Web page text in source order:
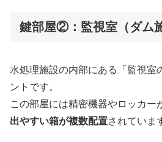
鍵部屋②：監視室（ダム
水処理施設の内部にある「監視室
ントです。
この部屋には精密機器やロッカー
出やすい箱が複数配置されていま